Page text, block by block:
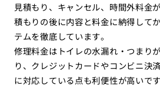
見積もり、キャンセル、時間外料金
積もりの後に内容と料金に納得して
テムを徹底しています。
修理料金はトイレの水漏れ・つまり
り、クレジットカードやコンビニ決
に対応している点も利便性が高いです